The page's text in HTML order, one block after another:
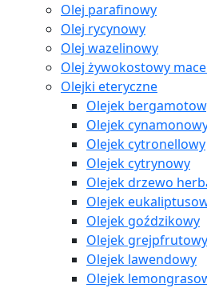
Olej parafinowy
Olej rycynowy
Olej wazelinowy
Olej żywokostowy
Olejki eteryczne
Olejek
Olejek
Olejek cytronellowy
Olejek cytrynowy
Olejek drzewo
Olejek
Olejek goździkowy
Olejek grejpfrutowy
Olejek lawendowy
Olejek